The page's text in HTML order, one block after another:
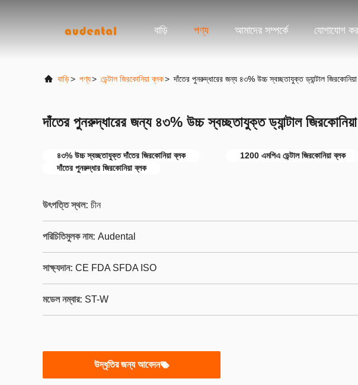
বাড়ি পণ্য আমাদের সম্পর্কে যোগাযোগ
বাড়ি> পণ্য> ডেন্টাল জিরকোনিয়া ব্লক> দাঁতের পুনরুদ্ধারের জন্য ৪৩% উচ্চ স্বচ্ছতাযুক্ত ড্যান্টাল
দাঁতের পুনরুদ্ধারের জন্য ৪৩% উচ্চ স্বচ্ছতাযুক্ত ড্যান্টাল
৪৩% উচ্চ স্বচ্ছতাযুক্ত দাঁতের জিরকোনিয়া ব্লক
1200 এমপিএ ডেন্টাল জিরকোনিয়া ব্লক
দাঁতের পুনরুদ্ধার জিরকোনিয়া ব্লক
উৎপত্তি স্থল: চীন
পরিচিতিমুলক নাম: Audental
সাক্ষ্যদান: CE FDA SFDA ISO
মডেল নম্বার: ST-W
উদ্ধৃতির জন্য আবেদন